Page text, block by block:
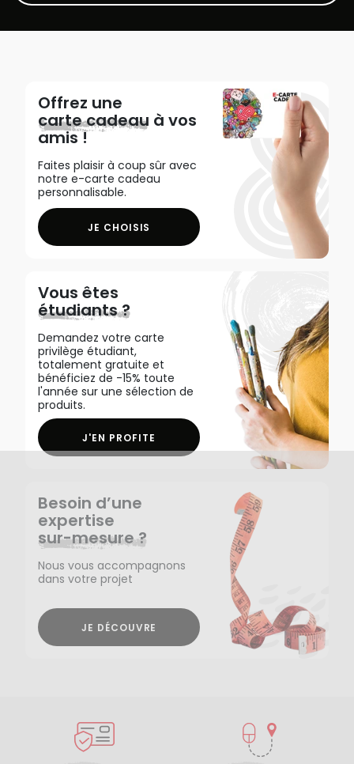
Offrez une
carte cadeau à vos
amis !
Faites plaisir à coup sûr avec
notre e-carte cadeau
personnalisable.
JE CHOISIS
Vous êtes
étudiants ?
Demandez votre carte
privilège étudiant,
totalement gratuite et
bénéficiez de -15% toute
l'année sur une sélection de
produits.
J'EN PROFITE
Besoin d’une
expertise
sur-mesure ?
Nous vous accompagnons
dans votre projet
JE DÉCOUVRE